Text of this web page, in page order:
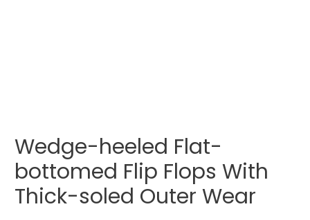
Wedge-heeled Flat-
bottomed Flip Flops With
Thick-soled Outer Wear